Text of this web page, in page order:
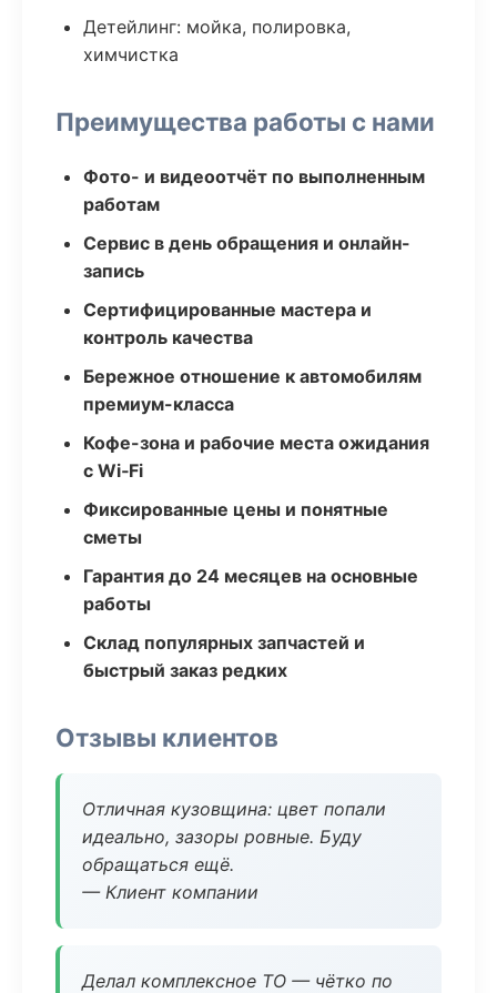
Детейлинг: мойка, полировка,
химчистка
Преимущества работы с нами
Фото- и видеоотчёт по выполненным
работам
Сервис в день обращения и онлайн-
запись
Сертифицированные мастера и
контроль качества
Бережное отношение к автомобилям
премиум-класса
Кофе-зона и рабочие места ожидания
с Wi‑Fi
Фиксированные цены и понятные
сметы
Гарантия до 24 месяцев на основные
работы
Склад популярных запчастей и
быстрый заказ редких
Отзывы клиентов
Отличная кузовщина: цвет попали
идеально, зазоры ровные. Буду
обращаться ещё.
— Клиент компании
Делал комплексное ТО — чётко по